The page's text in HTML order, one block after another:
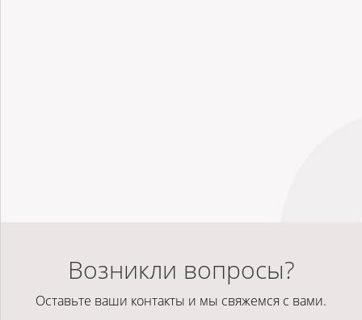
Возникли вопросы?
Оставьте ваши контакты и мы свяжемся с вами.